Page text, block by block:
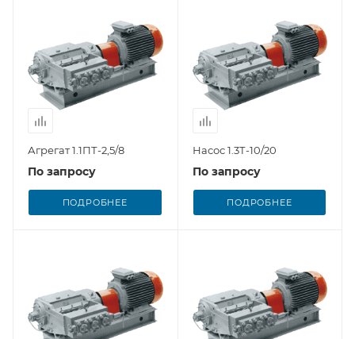
Агрегат 1.1ПТ-2,5/8
По запросу
ПОДРОБНЕЕ
Насос 1.3Т-10/20
По запросу
ПОДРОБНЕЕ